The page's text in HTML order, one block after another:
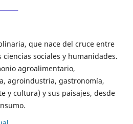
que nace del cruce entre
ciencias sociales y humanidades.
agroalimentario,
agroindustria, gastronomía,
y cultura) y sus paisajes, desde